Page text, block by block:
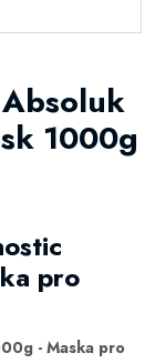
1000g
pro
- Maska pro